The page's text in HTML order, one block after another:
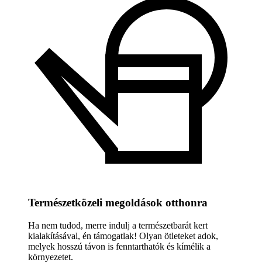
Természetközeli megoldások otthonra
Ha nem tudod, merre indulj a természetbarát kert
kialakításával, én támogatlak! Olyan ötleteket adok,
melyek hosszú távon is fenntarthatók és kímélik a
környezetet.